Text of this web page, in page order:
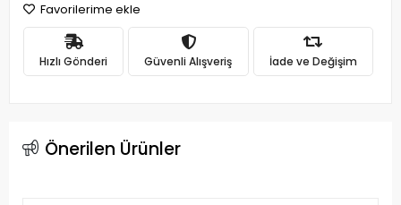
Favorilerime ekle
Hızlı Gönderi Güvenli Alışveriş İade ve Değişim
Önerilen Ürünler